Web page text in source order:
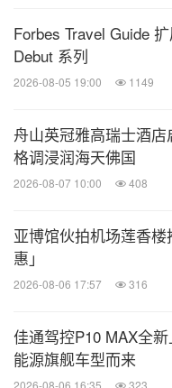
Forbes Travel Guide
Debut 系列
2026-08-05 19:00 1149
舟山英冠雅高瑞士酒
格调浸润海天佛国
2026-08-07 10:00 408
亚博馆伙拍机场莲香
惠」
2026-08-06 17:57 316
佳通驾控P10 MAX全
能源旗舰车型而来
2026-08-06 16:35 323